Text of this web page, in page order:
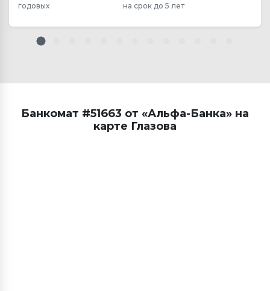
годовых на срок до 5 лет
Банкомат #51663 от «Альфа-Банка» на
карте Глазова